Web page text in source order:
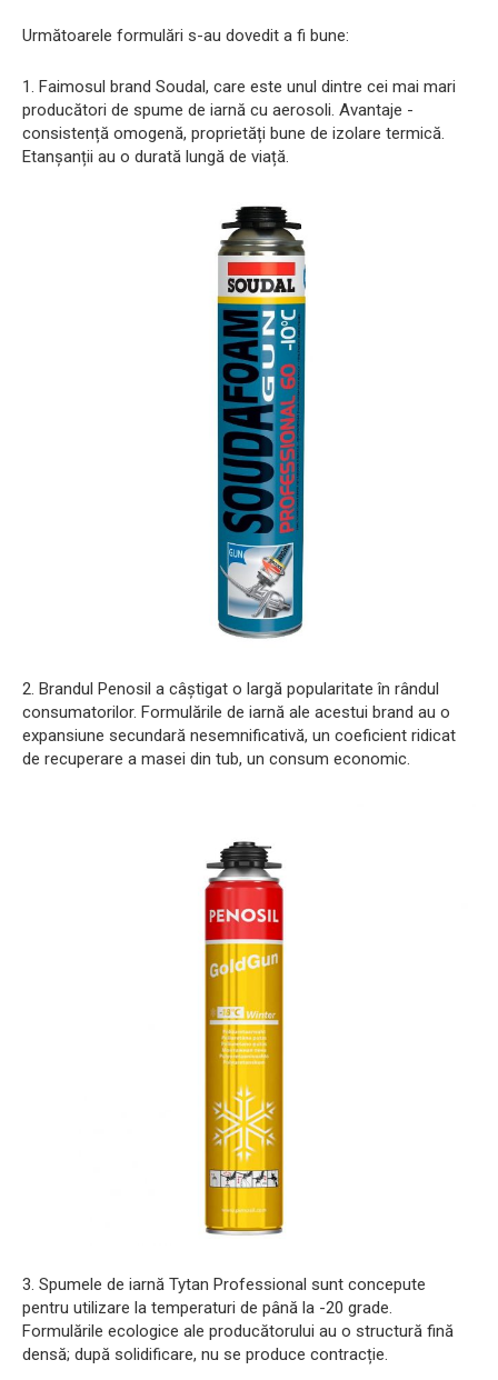
Următoarele formulări s-au dovedit a fi bune:
1. Faimosul brand Soudal, care este unul dintre cei mai mari
producători de spume de iarnă cu aerosoli. Avantaje -
consistență omogenă, proprietăți bune de izolare termică.
Etanșanții au o durată lungă de viață.
2. Brandul Penosil a câștigat o largă popularitate în rândul
consumatorilor. Formulările de iarnă ale acestui brand au o
expansiune secundară nesemnificativă, un coeficient ridicat
de recuperare a masei din tub, un consum economic.
3. Spumele de iarnă Tytan Professional sunt concepute
pentru utilizare la temperaturi de până la -20 grade.
Formulările ecologice ale producătorului au o structură fină
densă; după solidificare, nu se produce contracție.